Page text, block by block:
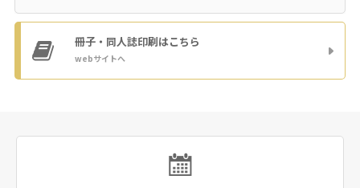
冊子・同人誌印刷はこちら
webサイトへ